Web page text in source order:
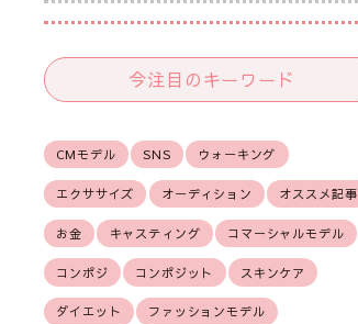
今注目のキーワード
CMモデル SNS ウォーキング
エクササイズ オーディション オススメ記事
お金 キャスティング コマーシャルモデル
コンポジ コンポジット スキンケア
ダイエット ファッションモデル